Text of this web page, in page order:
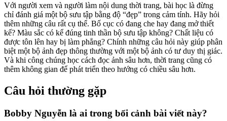
Với người xem và người làm nội dung thời trang, bài học là đừng
chỉ đánh giá một bộ sưu tập bằng độ “đẹp” trong cảm tính. Hãy hỏi
thêm những câu rất cụ thể. Bố cục có đang che hay đang mở thiết
kế? Màu sắc có kể đúng tinh thần bộ sưu tập không? Chất liệu có
được tôn lên hay bị làm phẳng? Chính những câu hỏi này giúp phân
biệt một bộ ảnh đẹp thông thường với một bộ ảnh có tư duy thị giác.
Và khi công chúng học cách đọc ảnh sâu hơn, thời trang cũng có
thêm không gian để phát triển theo hướng có chiều sâu hơn.
Câu hỏi thường gặp
Bobby Nguyễn là ai trong bối cảnh bài viết này?